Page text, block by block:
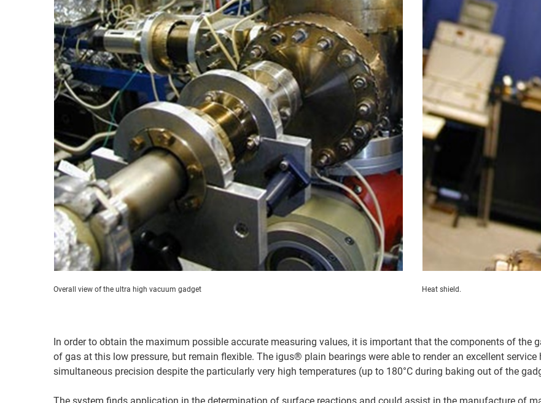
Overall view of the ultra high vacuum gadget Heat shield.
In order to obtain the maximum possible accurate measuring values, it is important that the components of the
of gas at this low pressure, but remain flexible. The igus® plain bearings were able to render an excellent
simultaneous precision despite the particularly very high temperatures (up to 180°C during baking out of the
The system finds application in the determination of surface reactions and could assist in the manufacture of